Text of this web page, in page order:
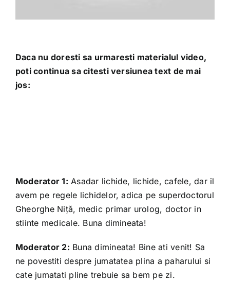
Daca nu doresti sa urmaresti materialul video,
poti continua sa citesti versiunea text de mai
jos:
Moderator 1: Asadar lichide, lichide, cafele, dar il
avem pe regele lichidelor, adica pe superdoctorul
Gheorghe Niță, medic primar urolog, doctor in
stiinte medicale. Buna dimineata!
Moderator 2: Buna dimineata! Bine ati venit! Sa
ne povestiti despre jumatatea plina a paharului si
cate jumatati pline trebuie sa bem pe zi.